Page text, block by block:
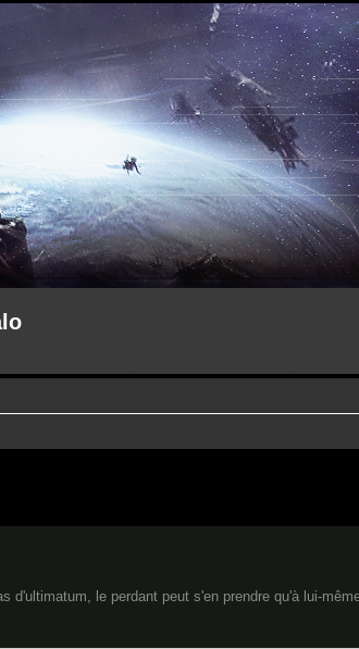
d'ultimatum, le perdant peut s'en prendre qu'à lui-